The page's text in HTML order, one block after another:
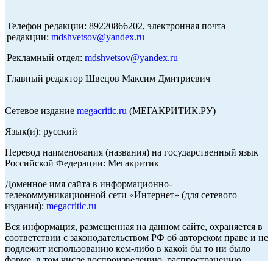
Телефон редакции: 89220866202, электронная почта
редакции: mdshvetsov@yandex.ru
Рекламный отдел: mdshvetsov@yandex.ru
Главный редактор Швецов Максим Дмитриевич
Сетевое издание megacritic.ru (МЕГАКРИТИК.РУ)
Язык(и): русский
Перевод наименования (названия) на государственный язык
Российской Федерации: Мегакритик
Доменное имя сайта в информационно-
телекоммуникационной сети «Интернет» (для сетевого
издания): megacritic.ru
Вся информация, размещенная на данном сайте, охраняется в
соответствии с законодательством РФ об авторском праве и не
подлежит использованию кем-либо в какой бы то ни было